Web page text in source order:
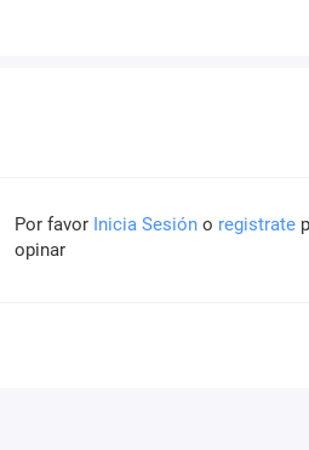
Por favor Inicia Sesióno registrate
opinar